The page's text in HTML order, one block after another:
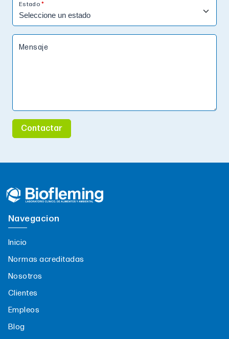
Estado
Mensaje
Contactar
Navegacion
Inicio
Normas acreditadas
Nosotros
Clientes
Empleos
Blog